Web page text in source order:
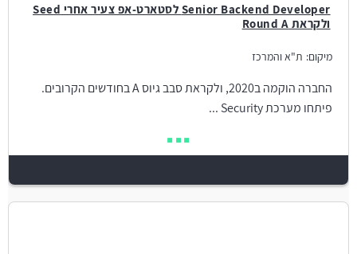
Senior Backend Developer לסטארט-אפ צעיר אחרי Seed
ולקראת Round A
מיקום: ת"א והמרכז
החברה הוקמה ב2020, ולקראת סבב גיוס A בחודשים הקרובים.
פיתחו מערכת Security ...